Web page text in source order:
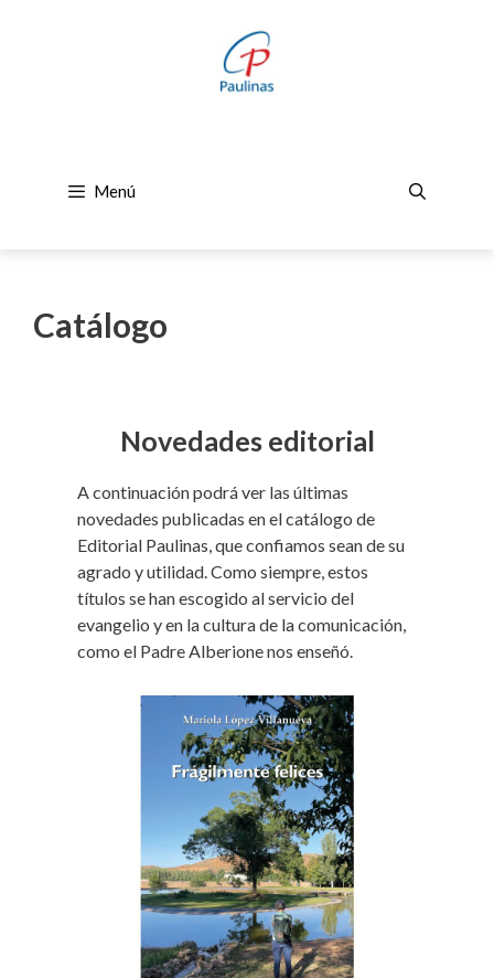
Menú
Catálogo
Novedades editorial
A continuación podrá ver las últimas
novedades publicadas en el catálogo de
Editorial Paulinas, que confiamos sean de su
agrado y utilidad. Como siempre, estos
títulos se han escogido al servicio del
evangelio y en la cultura de la comunicación,
como el Padre Alberione nos enseñó.